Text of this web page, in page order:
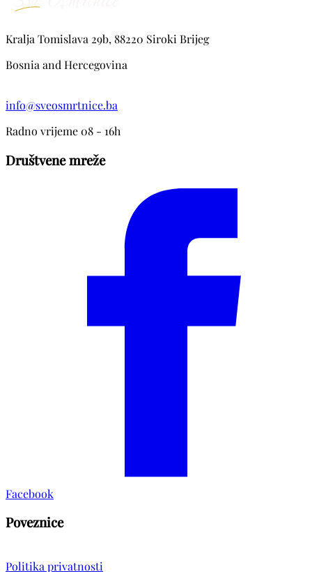
Kralja Tomislava 29b, 88220 Siroki Brijeg
Bosnia and Hercegovina
info@sveosmrtnice.ba
Radno vrijeme 08 - 16h
Društvene mreže
Facebook
Poveznice
Politika privatnosti